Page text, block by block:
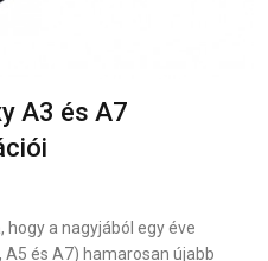
A3 és A7
a nagyjából egy éve
és A7) hamarosan újabb